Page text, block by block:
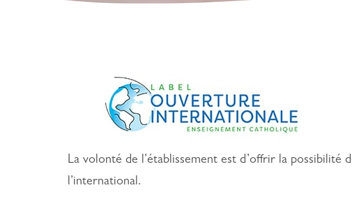
La volonté de l’établissement est d’offrir la possibilité
l’international.